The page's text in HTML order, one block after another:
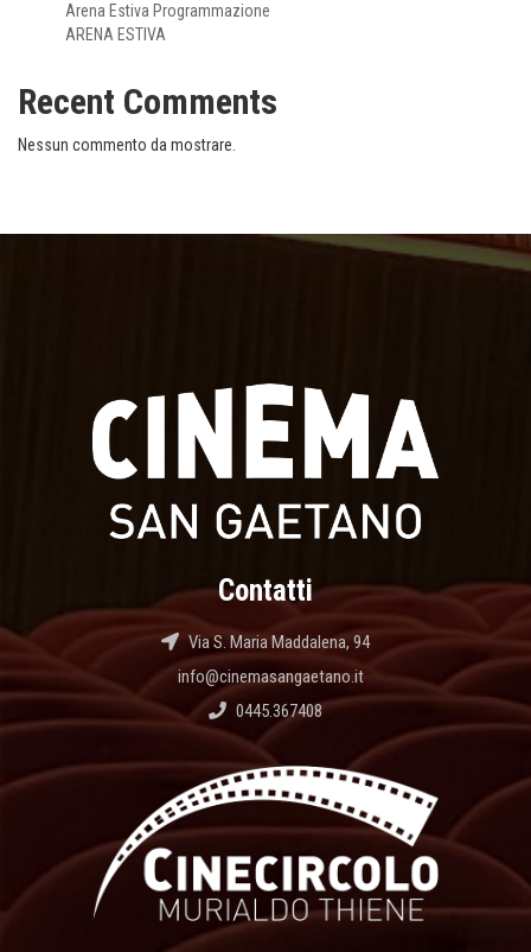
Arena Estiva Programmazione
ARENA ESTIVA
Recent Comments
Nessun commento da mostrare.
Contatti
Via S. Maria Maddalena, 94
info@cinemasangaetano.it
0445.367408